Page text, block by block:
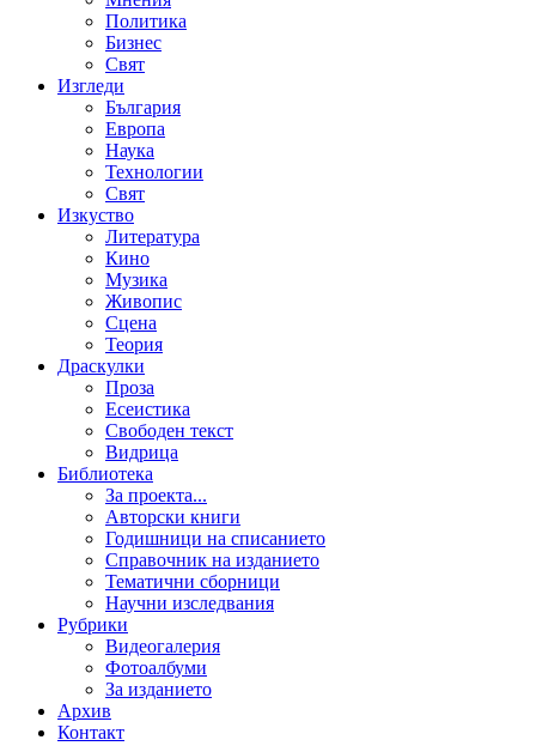
Политика
Бизнес
Свят
Изгледи
България
Европа
Наука
Технологии
Свят
Изкуство
Литература
Кино
Музика
Живопис
Сцена
Теория
Драскулки
Проза
Есеистика
Свободен текст
Видрица
Библиотека
За проекта...
Авторски книги
Годишници на списанието
Справочник на изданието
Тематични сборници
Научни изследвания
Рубрики
Видеогалерия
Фотоалбуми
За изданието
Архив
Контакт